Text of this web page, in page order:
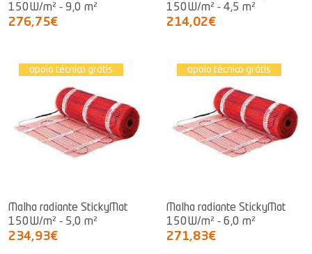
150W/m² - 9,0 m²
276,75€
150W/m² - 4,5 m²
214,02€
apoio técnico grátis
Malha radiante StickyMat
150W/m² - 5,0 m²
234,93€
apoio técnico grátis
Malha radiante StickyMat
150W/m² - 6,0 m²
271,83€